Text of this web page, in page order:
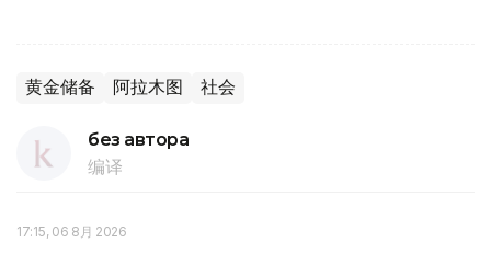
黄金储备 阿拉木图 社会
без автора
编译
17:15, 06 8月 2026